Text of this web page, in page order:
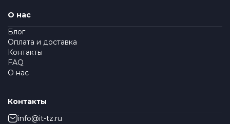
О нас
Блог
Оплата и доставка
Контакты
FAQ
О нас
Контакты
info@it-tz.ru